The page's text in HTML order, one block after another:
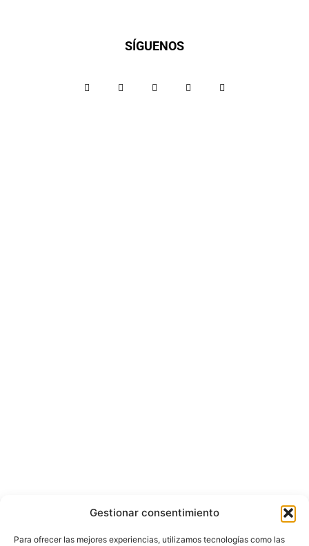
Gestionar consentimiento
Para ofrecer las mejores experiencias, utilizamos tecnologías como las
SÍGUENOS